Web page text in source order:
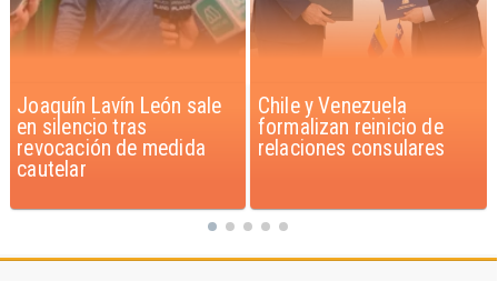
Chile y Venezuela
formalizan reinicio de
relaciones consulares
Feriantes rechazan
dichos de Camila Flores
sobre Fabiola Campillai